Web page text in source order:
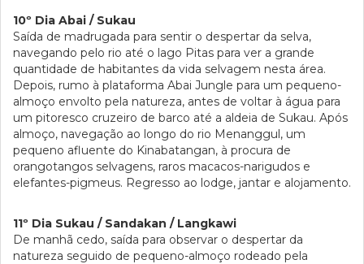
10º Dia Abai / Sukau
Saída de madrugada para sentir o despertar da selva,
navegando pelo rio até o lago Pitas para ver a grande
quantidade de habitantes da vida selvagem nesta área.
Depois, rumo à plataforma Abai Jungle para um pequeno-
almoço envolto pela natureza, antes de voltar à água para
um pitoresco cruzeiro de barco até a aldeia de Sukau. Após
almoço, navegação ao longo do rio Menanggul, um
pequeno afluente do Kinabatangan, à procura de
orangotangos selvagens, raros macacos-narigudos e
elefantes-pigmeus. Regresso ao lodge, jantar e alojamento.
11º Dia Sukau / Sandakan / Langkawi
De manhã cedo, saída para observar o despertar da
natureza seguido de pequeno-almoço rodeado pela